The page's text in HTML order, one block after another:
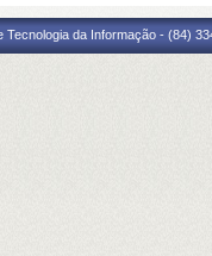
Tecnologia da Informação - (84)